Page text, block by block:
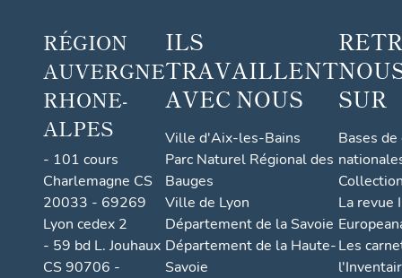
RÉGION
AUVERGNE
RHONE-
ALPES
- 101 cours
Charlemagne CS
20033 - 69269
Lyon cedex 2
- 59 bd L. Jouhaux
CS 90706 -
ILS
TRAVAILLENT
AVEC NOUS
Ville d'Aix-les-Bains
Parc Naturel Régional des
Bauges
Ville de Lyon
Département de la Savoie
Département de la Haute-
Savoie
SUR
Bases
La revue
Les